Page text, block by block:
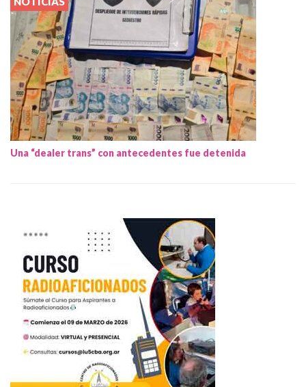
Una “dealer trans” con antecedentes fue detenida